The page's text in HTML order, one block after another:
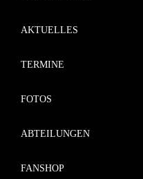
AKTUELLES
TERMINE
FOTOS
ABTEILUNGEN
FANSHOP